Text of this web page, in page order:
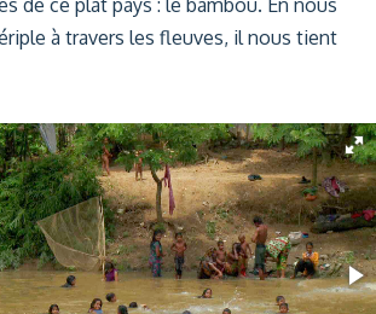
à travers les fleuves, il nous tient